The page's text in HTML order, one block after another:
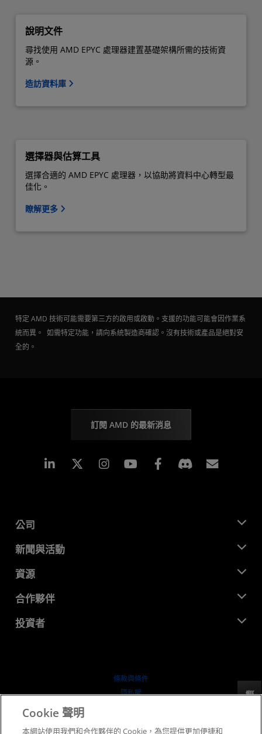
說明文件
尋找使用 AMD EPYC 處理器建置基礎架構所需的技術資
源。
造訪資料庫
選擇器與估算工具
選擇合適的 AMD EPYC 處理器，以協助將資料中心轉型最
佳化。
瞭解更多
特定 AMD 技術可能需要第三方的啟用或啟動。支援的功能可能會因作業系
統而異。 如需特定功能，請向系統製造商確認。沒有技術或產品是絕對安
全的。
訂閱 AMD 的最新消息
Linkedin Instagram Facebook
公司
關於 AMD
企業責任
招聘
聯絡我們
新聞與活動
新聞室
媒體庫
資源
開發者中心
案例研究
合作夥伴
AMD 合作夥伴中心
投資者
行情走勢
條款與條件
隱私權
反馈
Cookie 聲明
本網站使用我們和合作夥伴的 Cookie，為您提供更加便捷和